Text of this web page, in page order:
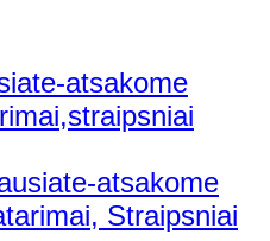
atsakome
atsakome
Straipsniai